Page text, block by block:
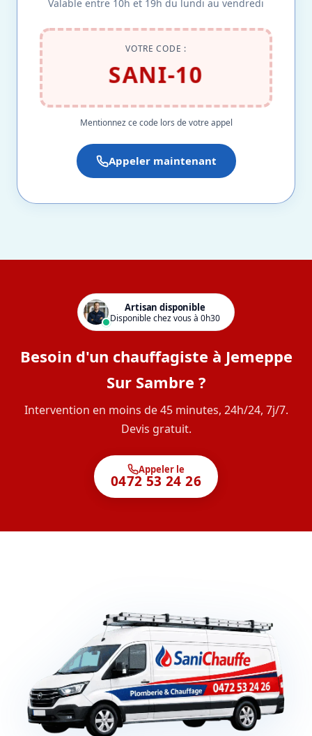
Valable entre 10h et 19h du lundi au vendredi
VOTRE CODE :
SANI-10
Mentionnez ce code lors de votre appel
Appeler maintenant
Artisan disponible
Disponible chez vous à 0h30
Besoin d'un chauffagiste à Jemeppe
Sur Sambre ?
Intervention en moins de 45 minutes, 24h/24, 7j/7.
Devis gratuit.
Appeler le
0472 53 24 26